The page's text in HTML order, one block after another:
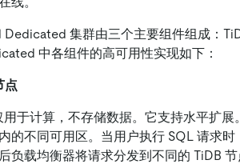
集群由三个主要组件组成：
中各组件的高可用性实现如下：
点
用于计算，不存储数据。它支持水平扩
的不同可用区。当用户执行 SQL 请求
负载均衡器将请求分发到不同的 TiDB